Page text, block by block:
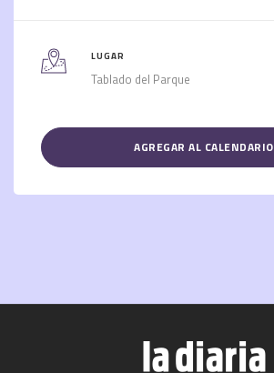
LUGAR
Tablado del Parque
AGREGAR AL CALENDARIO